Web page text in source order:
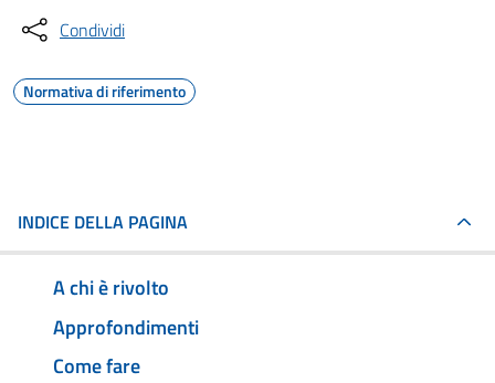
Condividi
Normativa di riferimento
INDICE DELLA PAGINA
A chi è rivolto
Approfondimenti
Come fare